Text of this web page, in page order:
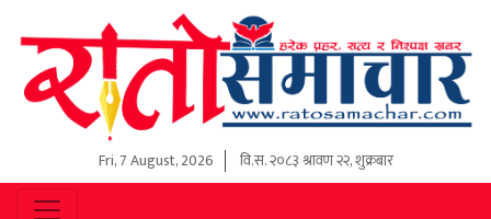
Fri, 7 August, 2026 वि.स.२०८३ श्रावण २२, शुक्रबार